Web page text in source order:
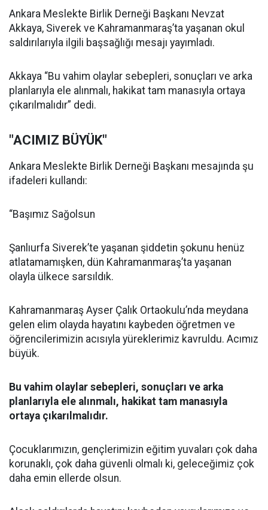
Ankara Meslekte Birlik Derneği Başkanı Nevzat
Akkaya, Siverek ve Kahramanmaraş’ta yaşanan okul
saldırılarıyla ilgili başsağlığı mesajı yayımladı.
Akkaya “Bu vahim olaylar sebepleri, sonuçları ve arka
planlarıyla ele alınmalı, hakikat tam manasıyla ortaya
çıkarılmalıdır” dedi.
"ACIMIZ BÜYÜK"
Ankara Meslekte Birlik Derneği Başkanı mesajında şu
ifadeleri kullandı:
“Başımız Sağolsun
Şanlıurfa Siverek’te yaşanan şiddetin şokunu henüz
atlatamamışken, dün Kahramanmaraş’ta yaşanan
olayla ülkece sarsıldık.
Kahramanmaraş Ayser Çalık Ortaokulu’nda meydana
gelen elim olayda hayatını kaybeden öğretmen ve
öğrencilerimizin acısıyla yüreklerimiz kavruldu. Acımız
büyük.
Bu vahim olaylar sebepleri, sonuçları ve arka
planlarıyla ele alınmalı, hakikat tam manasıyla
ortaya çıkarılmalıdır.
Çocuklarımızın, gençlerimizin eğitim yuvaları çok daha
korunaklı, çok daha güvenli olmalı ki, geleceğimiz çok
daha emin ellerde olsun.